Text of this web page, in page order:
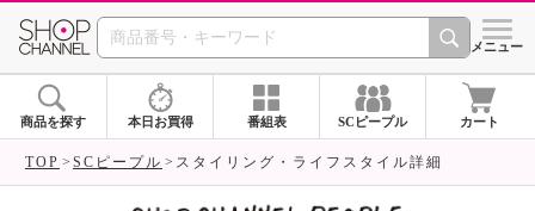
SHOP CHANNEL シメニュー
商品を探す 本日お買得 番組表 SCピープル カート
TOP SCピープル スタイリング・ライフスタイル詳細